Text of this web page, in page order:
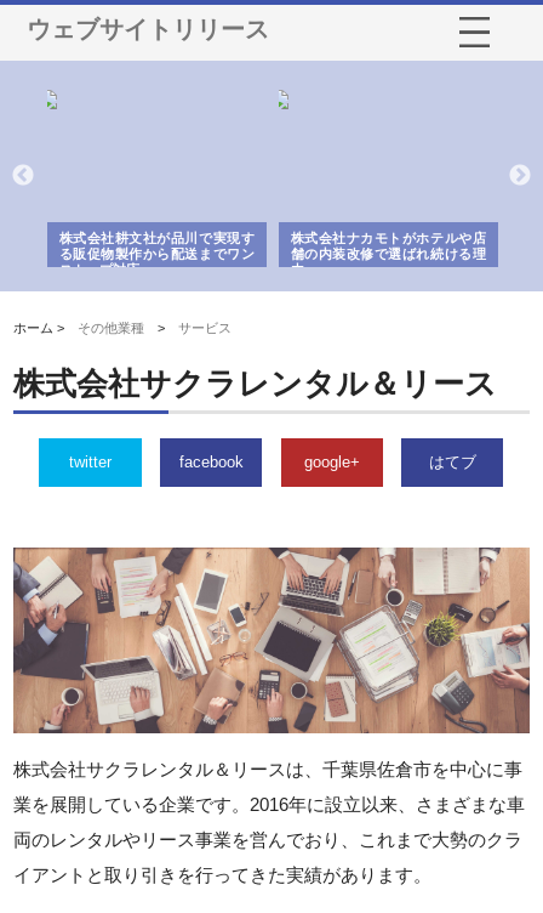
ウェブサイトリリース
株式会社耕文社が品川で実現す
る販促物製作から配送までワン
ストップ対応
株式会社ナカモトがホテルや店
舗の内装改修で選ばれ続ける理
由
ホーム > その他業種 >サービス
株式会社サクラレンタル＆リース
twitter facebook google+ はてブ
株式会社サクラレンタル＆リースは、千葉県佐倉市を中心に事
業を展開している企業です。2016年に設立以来、さまざまな車
両のレンタルやリース事業を営んでおり、これまで大勢のクラ
イアントと取り引きを行ってきた実績があります。